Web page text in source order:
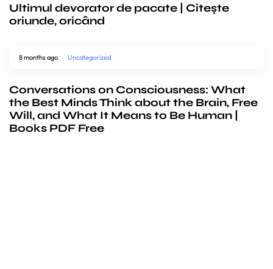
Ultimul devorator de pacate | Citește
oriunde, oricând
8 months ago Uncategorized
Conversations on Consciousness: What
the Best Minds Think about the Brain, Free
Will, and What It Means to Be Human |
Books PDF Free